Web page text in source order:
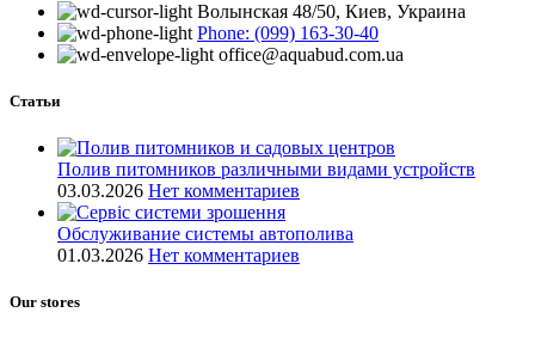
Волынская 48/50, Киев, Украина
Phone: (099) 163-30-40
office@aquabud.com.ua
Статьи
Полив питомников различными видами устройств
03.03.2026 Нет комментариев
Обслуживание системы автополива
01.03.2026 Нет комментариев
Our stores